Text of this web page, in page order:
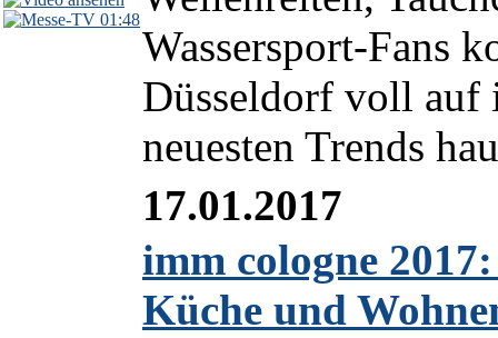
01:48
Wassersport-Fans
Düsseldorf voll auf
neuesten Trends
17.01.2017
imm cologne
Küche und